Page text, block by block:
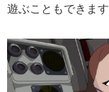
遊ぶこともできます